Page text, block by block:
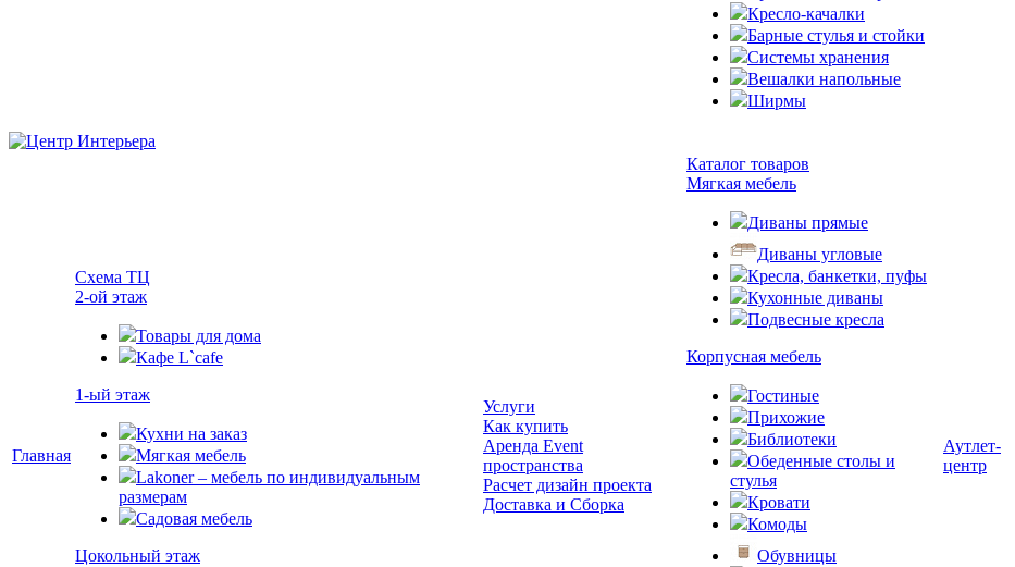
Кресло-качалки
Барные стулья и стойки
Системы хранения
Вешалки напольные
Ширмы
Главная
Схема ТЦ
2-ой этаж
Товары для дома
Кафе L`cafe
1-ый этаж
Кухни на заказ
Мягкая мебель
Lakoner – мебель по индивидуальным
размерам
Садовая мебель
Цокольный этаж
Услуги
Как купить
Аренда Event
пространства
Расчет дизайн проекта
Доставка и Сборка
Каталог товаров
Мягкая мебель
Диваны прямые
Диваны угловые
Кресла, банкетки, пуфы
Кухонные диваны
Подвесные кресла
Корпусная мебель
Гостиные
Прихожие
Библиотеки
Обеденные столы и
стулья
Кровати
Комоды
Обувницы
Аутлет-
центр